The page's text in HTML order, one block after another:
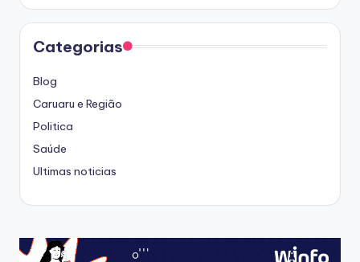
Categorias
Blog
Caruaru e Região
Politica
Saúde
Ultimas noticias